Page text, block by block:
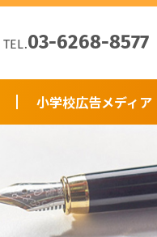
TEL.03-6268-8577
小学校広告メディア